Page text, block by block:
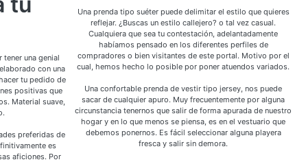
una genial
con una
tu pedido de
positivas que
Material suave,
preferidas de
es
aficiones. Por
Una prenda tipo suéter puede delimitar el estilo que quieres
reflejar. ¿Buscas un estilo callejero? o tal vez casual.
Cualquiera que sea tu contestación, adelantadamente
habíamos pensado en los diferentes perfiles de
compradores o bien visitantes de este portal. Motivo por el
cual, hemos hecho lo posible por poner atuendos variados.
Una confortable prenda de vestir tipo jersey, nos puede
sacar de cualquier apuro. Muy frecuentemente por alguna
circunstancia tenernos que salir de forma apurada de nuestro
hogar y en lo que menos se piensa, es en el vestuario que
debemos ponernos. Es fácil seleccionar alguna playera
fresca y salir sin demora.